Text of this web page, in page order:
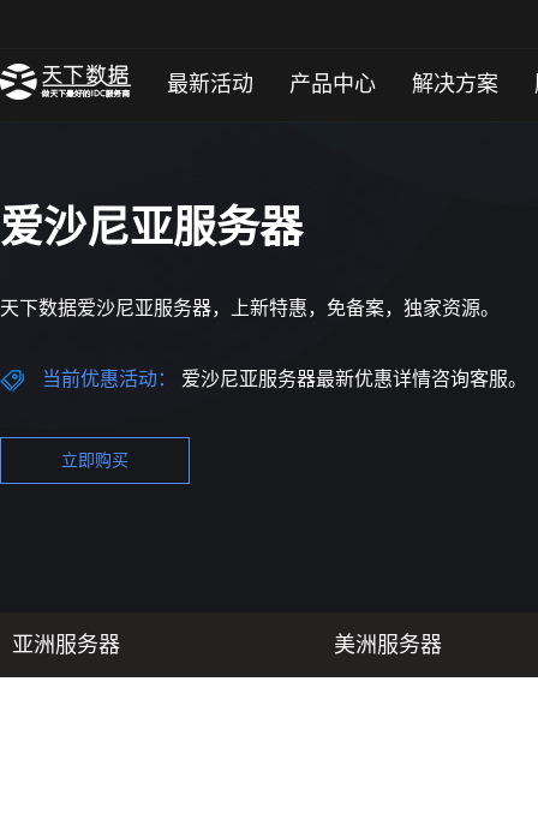
最新活动 产品中心 解决方案
爱沙尼亚服务器
天下数据爱沙尼亚服务器，上新特惠，免备案，独家资源。
当前优惠活动： 爱沙尼亚服务器最新优惠详情咨询客服。
立即购买
亚洲服务器 美洲服务器